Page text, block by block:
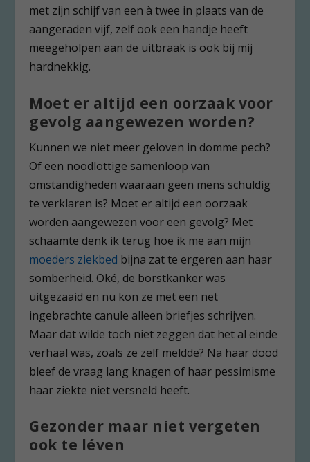
met zijn schijf van een à twee in plaats van de
aangeraden vijf, zelf ook een handje heeft
meegeholpen aan de uitbraak is ook bij mij
hardnekkig.
Moet er altijd een oorzaak voor
gevolg aangewezen worden?
Kunnen we niet meer geloven in domme pech?
Of een noodlottige samenloop van
omstandigheden waaraan geen mens schuldig
te verklaren is? Moet er altijd een oorzaak
worden aangewezen voor een gevolg? Met
schaamte denk ik terug hoe ik me aan mijn
moeders ziekbed bijna zat te ergeren aan haar
somberheid. Oké, de borstkanker was
uitgezaaid en nu kon ze met een net
ingebrachte canule alleen briefjes schrijven.
Maar dat wilde toch niet zeggen dat het al einde
verhaal was, zoals ze zelf meldde? Na haar dood
bleef de vraag lang knagen of haar pessimisme
haar ziekte niet versneld heeft.
Gezonder maar niet vergeten
ook te léven